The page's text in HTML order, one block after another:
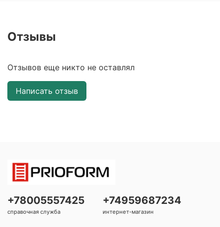
Отзывы
Отзывов еще никто не оставлял
Написать отзыв
+78005557425
справочная служба
+74959687234
интернет-магазин